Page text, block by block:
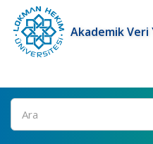
Akademik
Ara